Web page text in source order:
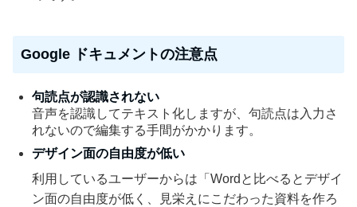
Google ドキュメントの注意点
句読点が認識されない
音声を認識してテキスト化しますが、句読点は入力さ
れないので編集する手間がかかります。
デザイン面の自由度が低い
利用しているユーザーからは「Wordと比べるとデザイ
ン面の自由度が低く、見栄えにこだわった資料を作ろ